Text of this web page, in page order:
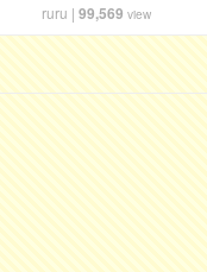
ruru | 99,569 view